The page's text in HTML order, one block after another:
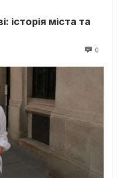
історія міста та
0